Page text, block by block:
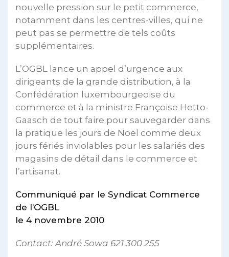
nouvelle pression sur le petit commerce,
notamment dans les centres-villes, qui ne
peut pas se permettre de tels coûts
supplémentaires.
L’OGBL lance un appel d’urgence aux
dirigeants de la grande distribution, à la
Confédération luxembourgeoise du
commerce et à la ministre Françoise Hetto-
Gaasch de tout faire pour sauvegarder dans
la pratique les jours de Noël comme deux
jours fériés inviolables pour les salariés des
magasins de détail dans le commerce et
l’artisanat.
Communiqué par le Syndicat Commerce
de l’OGBL
le 4 novembre 2010
Contact: André Sowa 621 300 255